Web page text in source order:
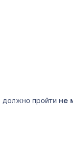
должно пройти не